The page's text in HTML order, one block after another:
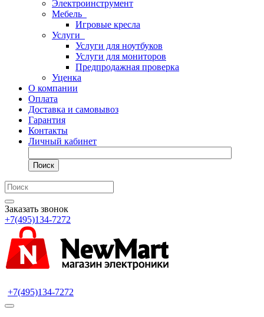
Электроинструмент
Мебель
Игровые кресла
Услуги
Услуги для ноутбуков
Услуги для мониторов
Предпродажная проверка
Уценка
О компании
Оплата
Доставка и самовывоз
Гарантия
Контакты
Личный кабинет
Поиск
Заказать звонок
+7(495)134-7272
+7(495)134-7272